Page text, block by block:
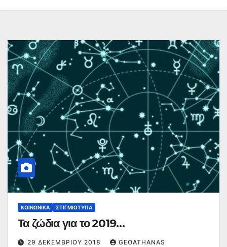
ΚΟΙΝΩΝΙΚΆ ΣΤΙΓΜΙΌΤΥΠΑ
Τα ζώδια για το 2019…
29 ΔΕΚΕΜΒΡΊΟΥ 2018 GEOATHANAS